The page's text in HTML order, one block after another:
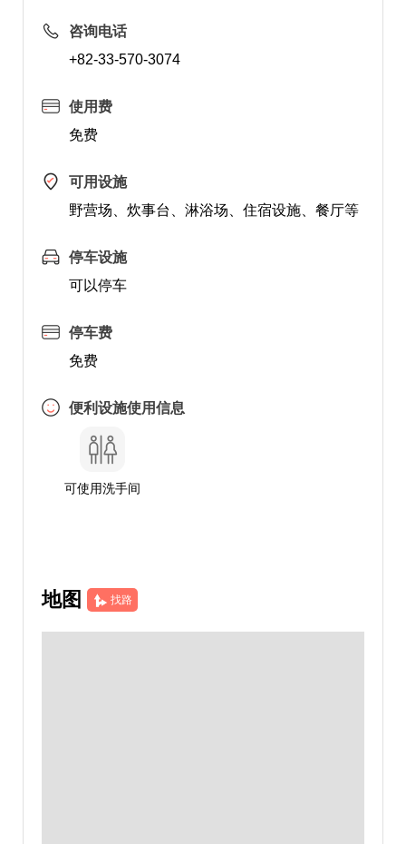
咨询电话
+82-33-570-3074
使用费
免费
可用设施
野营场、炊事台、淋浴场、住宿设施、餐厅等
停车设施
可以停车
停车费
免费
便利设施使用信息
可使用洗手间
地图 找路